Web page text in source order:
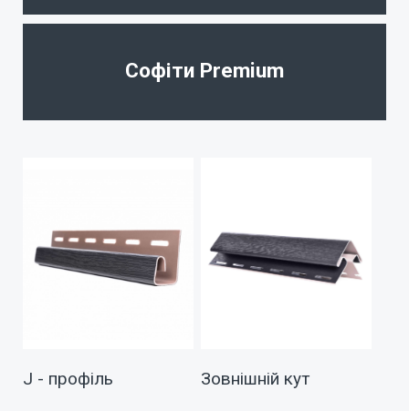
Софіти Premium
J - профіль Зовнішній кут